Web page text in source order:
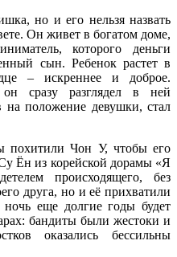
но и его нельзя назвать
Он живет в богатом доме,
которого деньги
сын. Ребенок растет в
– искреннее и доброе.
сразу разглядел в ней
положение девушки, стал
похитили Чон У, чтобы его
Ён из корейской дорамы «Я
происходящего, без
друга, но и её прихватили
еще долгие годы будет
бандиты были жестоки и
оказались бессильны